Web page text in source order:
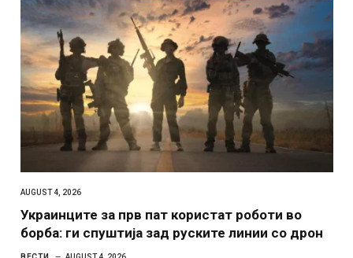
AUGUST 4, 2026
Украинците за прв пат користат роботи во
борба: ги спуштија зад руските линии со дрон